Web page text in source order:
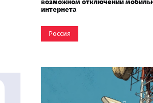
интернета
Россия